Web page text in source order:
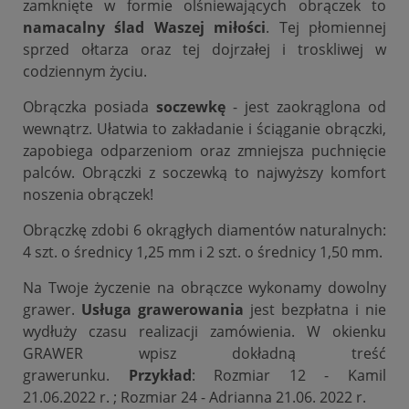
zamknięte w formie olśniewających obrączek to
namacalny ślad Waszej miłości. Tej płomiennej
sprzed ołtarza oraz tej dojrzałej i troskliwej w
codziennym życiu.
Obrączka posiada soczewkę - jest zaokrąglona od
wewnątrz. Ułatwia to zakładanie i ściąganie obrączki,
zapobiega odparzeniom oraz zmniejsza puchnięcie
palców. Obrączki z soczewką to najwyższy komfort
noszenia obrączek!
Obrączkę zdobi 6 okrągłych diamentów naturalnych:
4 szt. o średnicy 1,25 mm i 2 szt. o średnicy 1,50 mm.
Na Twoje życzenie na obrączce wykonamy dowolny
grawer. Usługa grawerowania jest bezpłatna i nie
wydłuży czasu realizacji zamówienia. W okienku
GRAWER wpisz dokładną treść
grawerunku.
Przykład: Rozmiar 12 - Kamil
21.06.2022 r. ; Rozmiar 24 - Adrianna 21.06. 2022 r.